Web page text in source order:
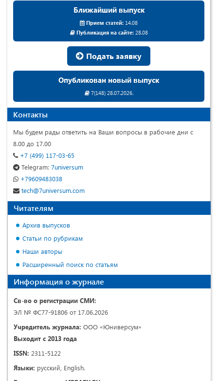
Ближайший выпуск
Прием статей: 14.08
Публикация на сайте:28.08
Подать заявку
Опубликован новый выпуск
7(148) 28.07.2026.
Контакты
Мы будем рады ответить на Ваши вопросы в рабочие дни с
8.00 до 17.00
+7 (499) 117-03-65
Telegram: 7universum
+79609483038
tech@7universum.com
Читателям
Архив выпусков
Статьи по рубрикам
Наши авторы
Расширенный поиск по статьям
Информация о журнале
Св-во о регистрации СМИ:
ЭЛ № ФС77-91806 от 17.06.2026
Учредитель журнала: ООО «Юниверсум»
Выходит с 2013 года
ISSN: 2311-5122
Языки: русский, English.